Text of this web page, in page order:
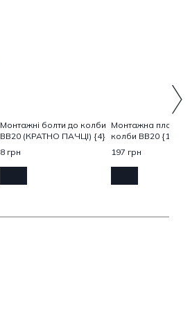
Монтажні болти до колби
ВВ20 (КРАТНО ПАЧЦІ) {4}
8 грн
Монтажна
колби ВВ20 {1}
197 грн